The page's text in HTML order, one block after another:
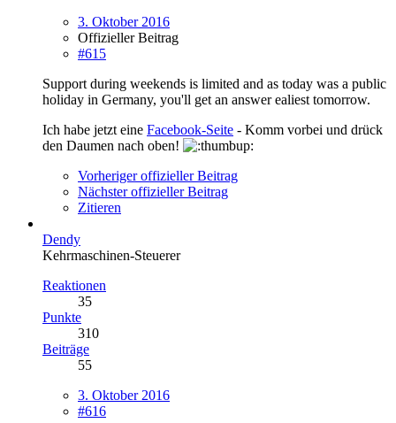
3. Oktober 2016
Offizieller Beitrag
#615
Support during weekends is limited and as today was a public
holiday in Germany, you'll get an answer ealiest tomorrow.
Ich habe jetzt eine Facebook-Seite - Komm vorbei und drück
den Daumen nach oben!
Vorheriger offizieller Beitrag
Nächster offizieller Beitrag
Zitieren
Dendy
Kehrmaschinen-Steuerer
Reaktionen
35
Punkte
310
Beiträge
55
3. Oktober 2016
#616